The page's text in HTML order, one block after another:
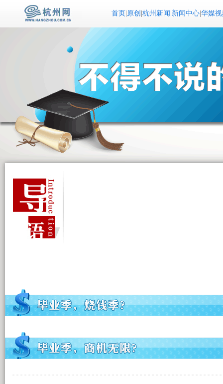
首页 原创 杭州新闻 新闻中心| 华媒视